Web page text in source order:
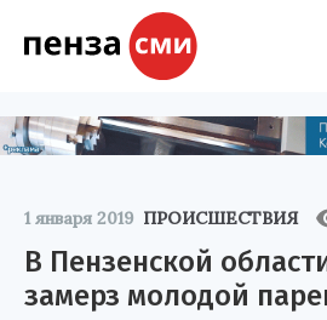
1 января 2019 ПРОИСШЕСТВИЯ
В Пензенской
замерз молодой